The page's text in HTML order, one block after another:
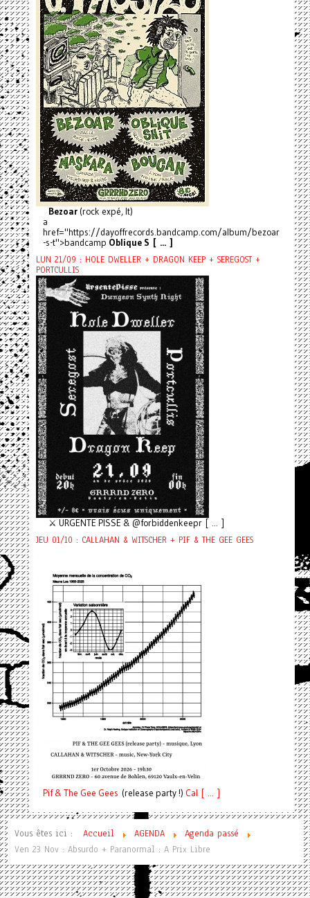
Bezoar(rock expé, It)
a
href="https://dayoffrecords.bandcamp.com/album/bezoar
-s-t">bandcamp Oblique S [ ... ]
LUN 21/09 : HOLE DWELLER + DRAGON KEEP + SEREGOST +
PORTCULLIS
⚔️ URGENTE PISSE & @forbiddenkeepr [ ... ]
JEU 01/10 : CALLAHAN & WITSCHER + PIF & THE GEE GEES
Pif& The Gee Gees (release party !) Cal [ ... ]
Vous êtes ici : Accueil AGENDA
Agenda passé
Ven 23 Nov : Absurdo + Paranormal : A Prix Libre